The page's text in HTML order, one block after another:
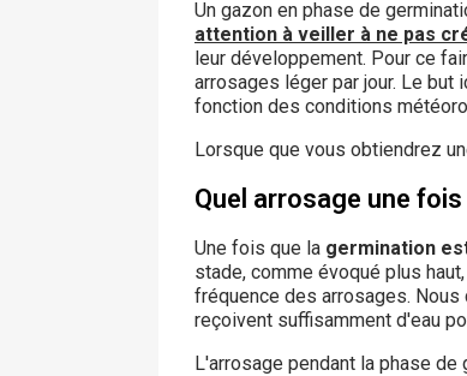
Un gazon en phase de
attention à veiller à ne pas
leur développement. Pour ce
arrosages léger par jour. Le
fonction des conditions
Lorsque que vous obtiendrez
Quel arrosage une
Une fois que la germination
stade, comme évoqué plus haut,
fréquence des arrosages. Nous
reçoivent suffisamment d'eau
L'arrosage pendant la phase